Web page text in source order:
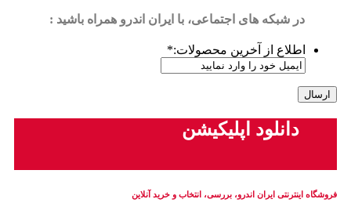
در شبکه های اجتماعی، با ایران اندرو همراه باشید :
اطلاع از آخرین محصولات:*
دانلود اپلیکیشن
فروشگاه اینترنتی ایران‌ اندرو، بررسی، انتخاب و خرید آنلاین